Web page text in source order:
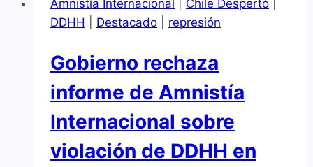
Amnistía Internacional Chile Despertó
DDHH
Destacado represión
Gobierno rechaza
informe de Amnistía
Internacional sobre
violación de DDHH en